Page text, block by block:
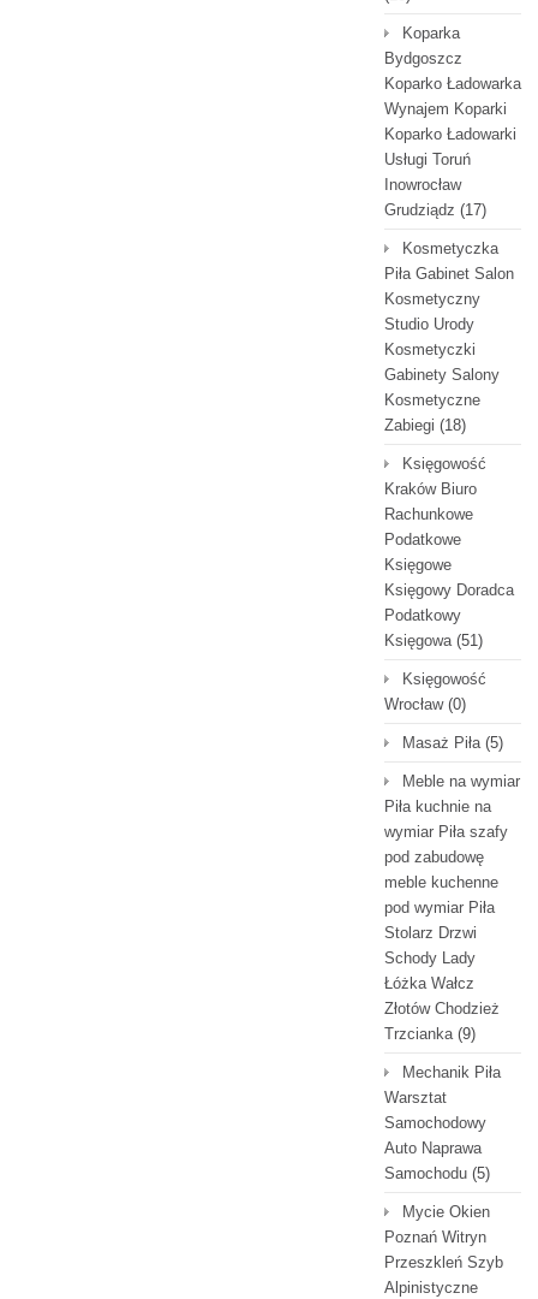
Koparka
Bydgoszcz
Koparko Ładowarka
Wynajem Koparki
Koparko Ładowarki
Usługi Toruń
Inowrocław
Grudziądz (17)
Kosmetyczka
Piła Gabinet Salon
Kosmetyczny
Studio Urody
Kosmetyczki
Gabinety Salony
Kosmetyczne
Zabiegi (18)
Księgowość
Kraków Biuro
Rachunkowe
Podatkowe
Księgowe
Księgowy Doradca
Podatkowy
Księgowa(51)
Księgowość
Wrocław(0)
Masaż Piła(5)
Meble na wymiar
Piła kuchnie na
wymiar Piła szafy
pod zabudowę
meble kuchenne
pod wymiar Piła
Stolarz Drzwi
Schody Lady
Łóżka Wałcz
Złotów Chodzież
Trzcianka(9)
Mechanik Piła
Warsztat
Samochodowy
Auto Naprawa
Samochodu (5)
Mycie Okien
Poznań Witryn
Przeszkleń Szyb
Alpinistyczne